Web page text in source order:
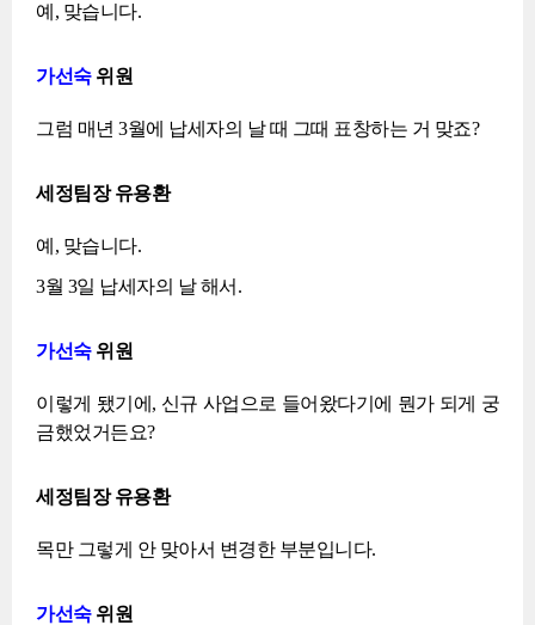
예, 맞습니다.
가선숙위원
그럼 매년 3월에 납세자의 날 때 그때 표창하는 거 맞죠?
세정팀장 유용환
예, 맞습니다.
3월 3일 납세자의 날 해서.
가선숙위원
이렇게 됐기에, 신규 사업으로 들어왔다기에 뭔가 되게 궁
금했었거든요?
세정팀장 유용환
목만 그렇게 안 맞아서 변경한 부분입니다.
가선숙위원